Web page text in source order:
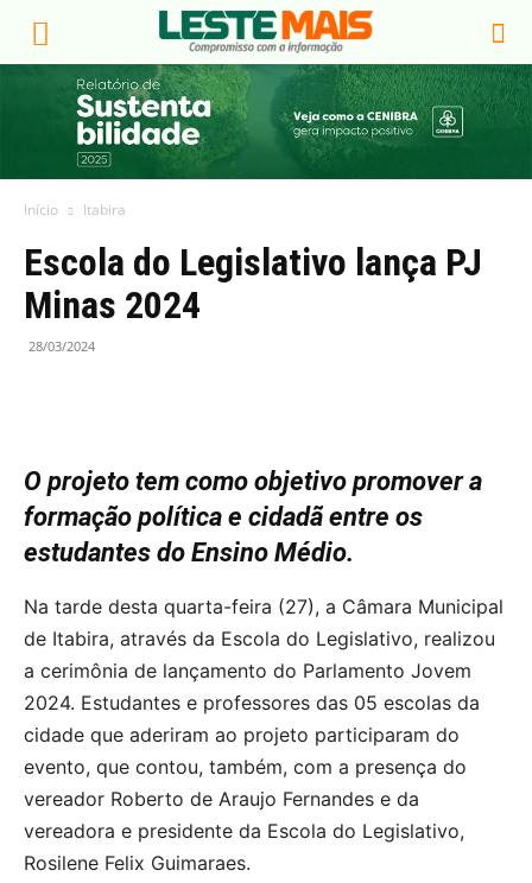
Início Itabira
Escola do Legislativo lança PJ
Minas 2024
28/03/2024
O projeto tem como objetivo promover a
formação política e cidadã entre os
estudantes do Ensino Médio.
Na tarde desta quarta-feira (27), a Câmara Municipal
de Itabira, através da Escola do Legislativo, realizou
a cerimônia de lançamento do Parlamento Jovem
2024. Estudantes e professores das 05 escolas da
cidade que aderiram ao projeto participaram do
evento, que contou, também, com a presença do
vereador Roberto de Araujo Fernandes e da
vereadora e presidente da Escola do Legislativo,
Rosilene Felix Guimaraes.